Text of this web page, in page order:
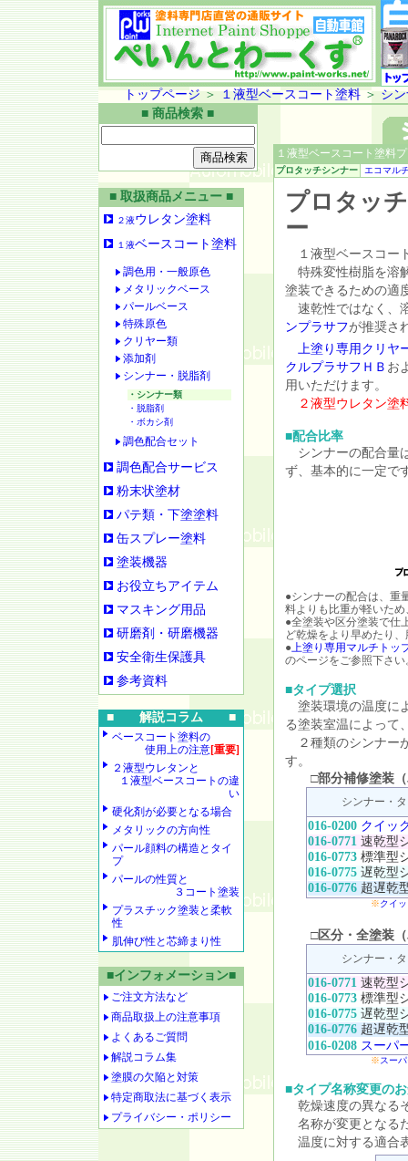
トップページ ＞ １液型ベースコート塗料＞ シ
■ 商品検索 ■
■ 取扱商品メニュー ■
２液ウレタン塗料
１液ベースコート塗料
調色用・一般原色
メタリックベース
パールベース
特殊原色
クリヤー類
添加剤
シンナー・脱脂剤
・シンナー類
・脱脂剤
・ボカシ剤
調色配合セット
調色配合サービス
粉末状塗材
パテ類・下塗塗料
缶スプレー塗料
塗装機器
お役立ちアイテム
マスキング用品
研磨剤・研磨機器
安全衛生保護具
参考資料
■ 解説コラム ■
ベースコート塗料の
使用上の注意[重要]
２液型ウレタンと
１液型ベースコートの違
い
硬化剤が必要となる場合
メタリックの方向性
パール顔料の構造とタイ
プ
パールの性質と
３コート塗装
プラスチック塗装と柔軟
性
肌伸び性と芯締まり性
■インフォメーション■
ご注文方法など
商品取扱上の注意事項
よくあるご質問
解説コラム集
塗膜の欠陥と対策
特定商取法に基づく表示
プライバシー・ポリシー
１液型ベースコート塗料
プロタッチシンナー エコマル
プロタッ
ー
１液型ベースコー
特殊変性樹脂を溶
塗装できるための適
速乾性ではなく、
ンプラサフが推奨さ
上塗り専用クリヤ
クルプラサフＨＢ お
用いただけます。
２液型ウレタン塗
■配合比率
シンナーの配合量
ず、基本的に一定で
●シンナーの配合は、重
料よりも比重が軽いた
●全塗装や区分塗装で仕
ど乾燥をより早めたり
●上塗り専用マルチトッ
のページをご参照下さい
■タイプ選択
塗装環境の温度に
る塗装室温によって
２種類のシンナー
す。
□部分補修塗装（
シンナー・
016-0200 クイッ
016-0771 速乾型
016-0773 標準型
016-0775 遅乾型
016-0776 超遅乾
※クイ
□区分・全塗装（
シンナー・
016-0771 速乾型
016-0773 標準型
016-0775 遅乾型
016-0776 超遅乾
016-0208 スーパ
※スー
■タイプ名称変更の
乾燥速度の異なる
名称が変更となる
温度に対する適合